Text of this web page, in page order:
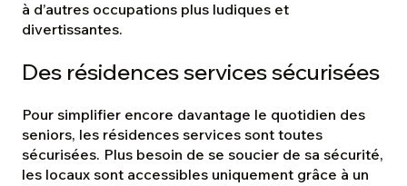
à d’autres occupations plus ludiques et
divertissantes.
Des résidences services sécurisées
Pour simplifier encore davantage le quotidien des
seniors, les résidences services sont toutes
sécurisées. Plus besoin de se soucier de sa sécurité,
les locaux sont accessibles uniquement grâce à un